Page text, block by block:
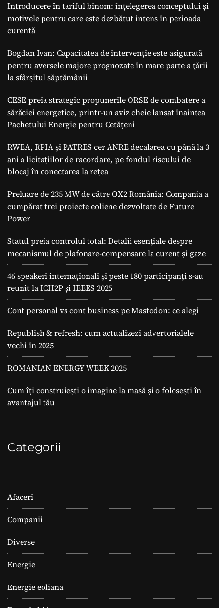
Introducere în tariful binom: înțelegerea conceptului și
motivele pentru care este dezbătut intens în perioada
curentă
Bogdan Ivan: Capacitatea de intervenție este asigurată
pentru aversele majore prognozate în mare parte a ţării
la sfârșitul săptămânii
CESE preia strategic propunerile ORSE de combatere a
sărăciei energetice, printr-un aviz cheie lansat înaintea
Pachetului Energie pentru Cetățeni
RWEA, RPIA și PATRES cer ANRE decalarea cu până la 3
ani a licitațiilor de racordare, pe fondul riscului de
blocaj în conectarea la rețea
Preluare de 235 MW de către OX2 România: Compania a
cumpărat trei proiecte eoliene dezvoltate de Future
Power
Statul preia controlul total: Detalii esențiale despre
mecanismul de plafonare-compensare la curent și gaze
46 speakeri internaționali și peste 180 participanți s-au
reunit la ICH2P și IEEES 2025
Cont personal vs cont business pe Mastodon: ce alegi
Republish & refresh: cum actualizezi advertorialele
vechi în 2025
ROMANIAN ENERGY WEEK 2025
Cum îți construiești o imagine la masă și o folosești în
avantajul tău
Categorii
Afaceri
Companii
Diverse
Energie
Energie eoliana